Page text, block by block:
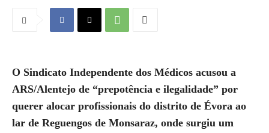
O Sindicato Independente dos Médicos acusou a
ARS/Alentejo de “prepotência e ilegalidade” por
querer alocar profissionais do distrito de Évora ao
lar de Reguengos de Monsaraz, onde surgiu um